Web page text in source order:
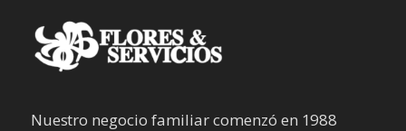
Nuestro negocio familiar comenzó en 1988